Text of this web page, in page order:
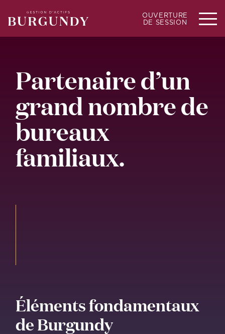
OUVERTURE
DE SESSION
Partenaire d’un
grand nombre de
bureaux
familiaux.
Éléments fondamentaux
de Burgundy